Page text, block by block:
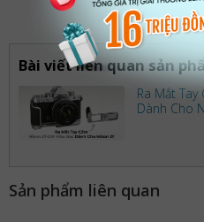
Bài viết liên quan sản
Ra Mắt
Dành Cho
Sản phẩm liên quan